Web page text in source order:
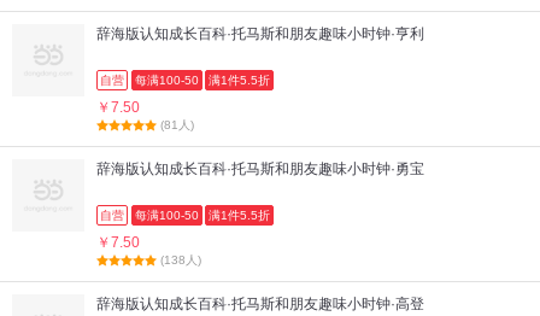
辞海版认知成长百科·托马斯和朋友趣味小时钟·亨利
自营 每满100-50 满1件5.5折
￥7.50
(81人)
辞海版认知成长百科·托马斯和朋友趣味小时钟·勇宝
自营 每满100-50 满1件5.5折
￥7.50
(138人)
辞海版认知成长百科·托马斯和朋友趣味小时钟·高登